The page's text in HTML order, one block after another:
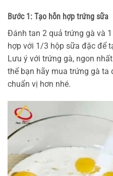
Bước 1: Tạo hỗn hợp trứng sữa
Đánh tan 2 quả trứng gà và
hợp với 1/3 hộp sữa đặc để
Lưu ý với trứng gà, ngon
thể bạn hãy mua trứng gà ta
chuẩn vị hơn nhé.